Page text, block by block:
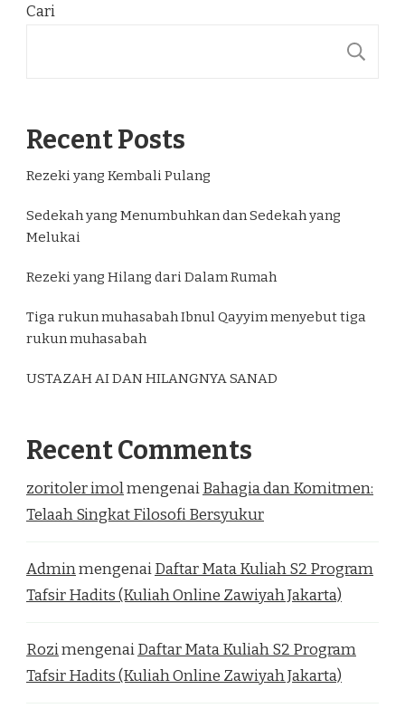
Cari
Recent Posts
Rezeki yang Kembali Pulang
Sedekah yang Menumbuhkan dan Sedekah yang
Melukai
Rezeki yang Hilang dari Dalam Rumah
Tiga rukun muhasabah Ibnul Qayyim menyebut tiga
rukun muhasabah
USTAZAH AI DAN HILANGNYA SANAD
Recent Comments
zoritoler imolmengenaiBahagia dan Komitmen:
Telaah Singkat Filosofi Bersyukur
AdminmengenaiDaftar Mata Kuliah S2 Program
Tafsir Hadits (Kuliah Online Zawiyah Jakarta)
RozimengenaiDaftar Mata Kuliah S2 Program
Tafsir Hadits (Kuliah Online Zawiyah Jakarta)